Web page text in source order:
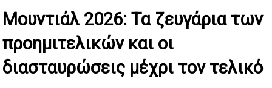
Μουντιάλ 2026: Τα ζευγάρια των
προημιτελικών και οι
διασταυρώσεις μέχρι τον τελικό